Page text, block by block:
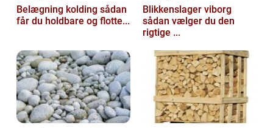
Belægning kolding sådan
får du holdbare og flotte...
Blikkenslager viborg
sådan vælger du den
rigtige ...